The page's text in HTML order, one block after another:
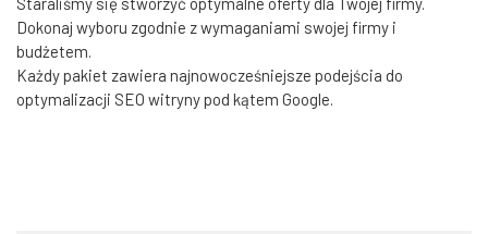
Dokonaj wyboru zgodnie z wymaganiami swojej firmy i
budżetem.
Każdy pakiet zawiera najnowocześniejsze podejścia do
optymalizacji SEO witryny pod kątem Google.